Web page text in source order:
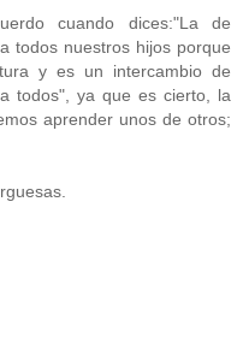
cuando dices:"La de
todos nuestros hijos porque
y es un intercambio de
todos", ya que es cierto, la
aprender unos de otros;